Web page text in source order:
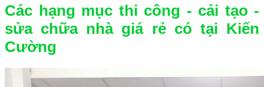
Các hạng mục thi công - cải tạo -
sửa chữa nhà giá rẻ có tại Kiến
Cường